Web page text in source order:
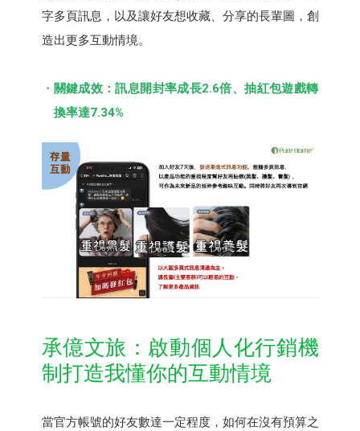
字多頁訊息，以及讓好友想收藏、分享的長輩圖，創
造出更多互動情境。
關鍵成效：訊息開封率成長2.6倍、抽紅包遊戲轉
換率達7.34%
承億文旅：啟動個人化行銷機
制打造我懂你的互動情境
當官方帳號的好友數達一定程度，如何在沒有預算之